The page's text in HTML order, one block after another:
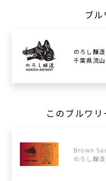
ブ
のろし醸
千葉県流
このブルワ
Brown
のろし醸